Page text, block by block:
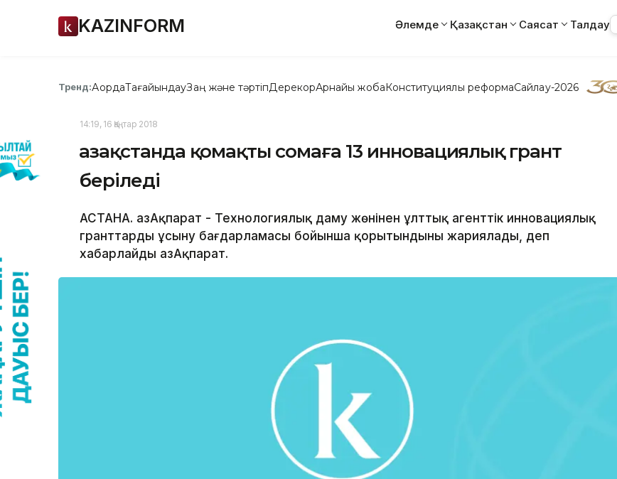
KAZINFORM Әлемде Қазақстан Саясат Талдау
Тренд:АқордаТағайындауЗаң және тәртіпДерекқорАрнайы жобаКонституциялық реформаСайлау-2026
14:19, 16 Қаңтар 2018
Қазақстанда қомақты сомаға 13 инновациялық грант
беріледі
АСТАНА. ҚазАқпарат - Технологиялық даму жөнінен ұлттық агенттік инновациялық
гранттарды ұсыну бағдарламасы бойынша қорытындыны жариялады, деп
хабарлайды ҚазАқпарат.